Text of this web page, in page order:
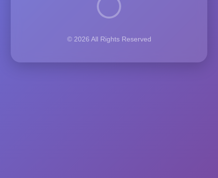
© 2026 All Rights Reserved